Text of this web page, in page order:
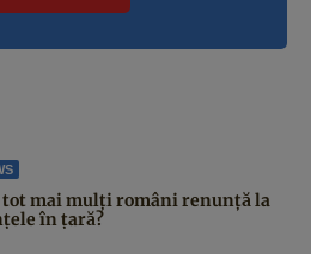
tot mai mulți români renunță la
în țară?